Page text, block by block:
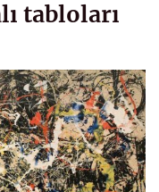
tabloları